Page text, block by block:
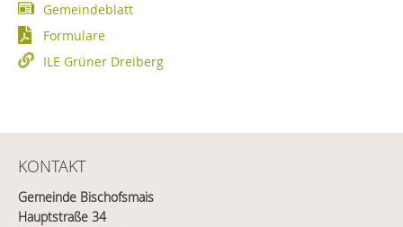
Gemeindeblatt
Formulare
ILE Grüner Dreiberg
KONTAKT
Gemeinde Bischofsmais
Hauptstraße 34